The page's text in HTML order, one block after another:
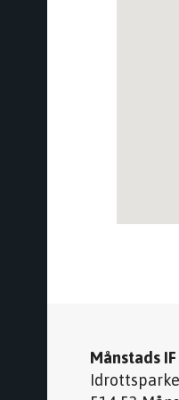
Månstads IF